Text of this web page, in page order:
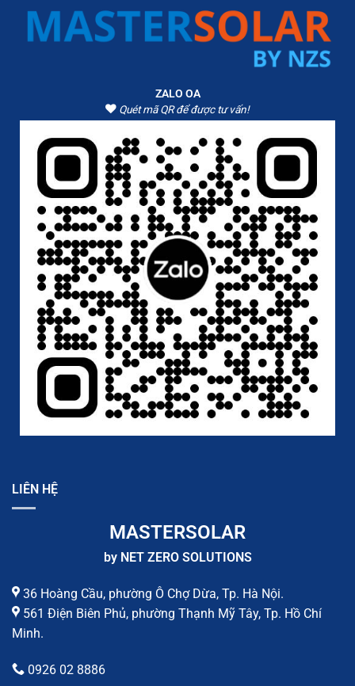
ZALO OA
Quét mã QR để được tư vấn!
LIÊN HỆ
MASTERSOLAR
by NET ZERO SOLUTIONS
36 Hoàng Cầu, phường Ô Chợ Dừa, Tp. Hà Nội.
561 Điện Biên Phủ, phường Thạnh Mỹ Tây, Tp. Hồ Chí
Minh.
0926 02 8886